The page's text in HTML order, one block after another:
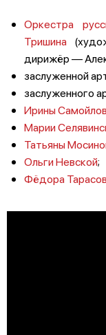
Оркестра
Тришина
дирижёр —
заслуженной
заслуженного
Ирины
Марии
Татьяны
Ольги Невской;
Фёдора